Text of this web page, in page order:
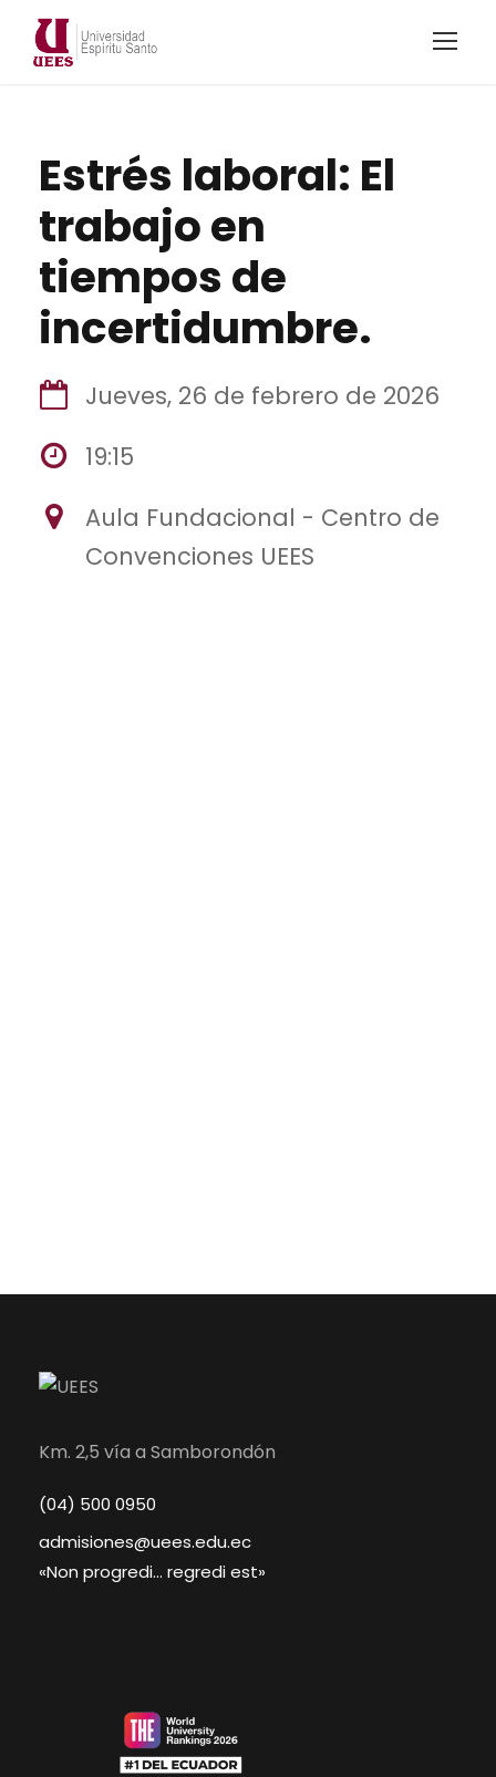
Estrés laboral: El
trabajo en
tiempos de
incertidumbre.
Jueves, 26 de febrero de 2026
19:15
Aula Fundacional - Centro de
Convenciones UEES
Km. 2,5 vía a Samborondón
(04) 500 0950
admisiones@uees.edu.ec
«Non progredi… regredi est»